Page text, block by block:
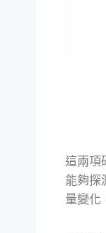
這兩項
能夠探
量變化